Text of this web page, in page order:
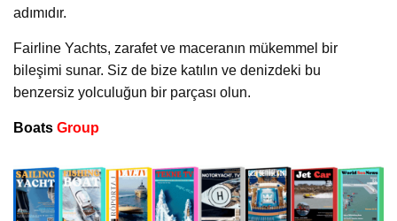
adımıdır.
Fairline Yachts, zarafet ve maceranın mükemmel bir
bileşimi sunar. Siz de bize katılın ve denizdeki bu
benzersiz yolculuğun bir parçası olun.
Boats Group